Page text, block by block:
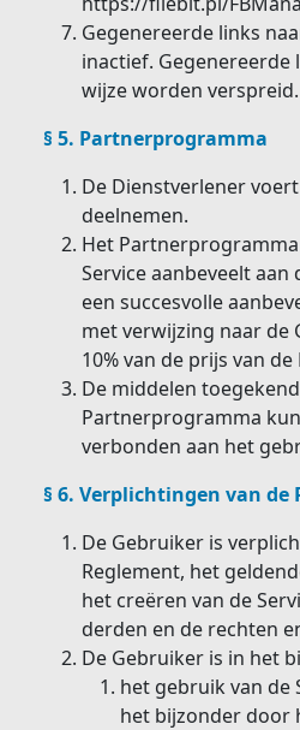
Gegenereerde links
inactief.
wijze worden verspreid.
§ 5. Partnerprogramma
De Dienstverlener
deelnemen.
Het
Service aanbeveelt aan
een succesvolle
met verwijzing naar de
10% van de prijs van
De middelen
Partnerprogramma
verbonden aan het
§ 6. Verplichtingen van de
De Gebruiker is
Reglement, het
het creëren van de
derden en de rechten
De Gebruiker is in het
het gebruik van de
het bijzonder door